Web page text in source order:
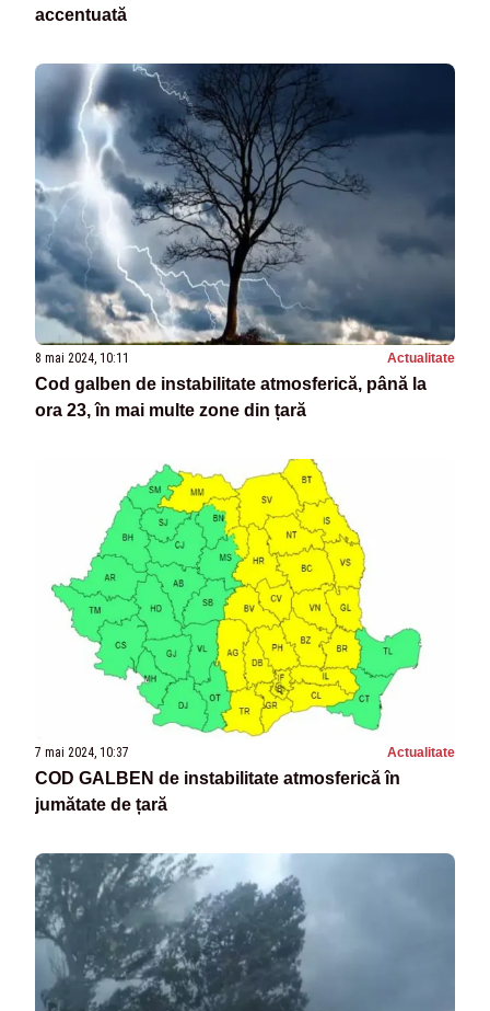
accentuată
8 mai 2024, 10:11 Actualitate
Cod galben de instabilitate atmosferică, până la
ora 23, în mai multe zone din țară
7 mai 2024, 10:37 Actualitate
COD GALBEN de instabilitate atmosferică în
jumătate de țară